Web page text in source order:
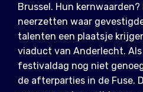
Brussel. Hun
neerzetten waar
talenten een plaatsje
viaduct van Anderlecht.
festivaldag nog niet
de afterparties in de Fuse.